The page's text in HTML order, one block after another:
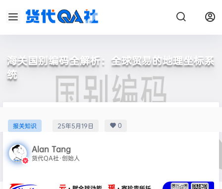
海关国别编码全解析：全球贸易的地理坐标系
统
报关知识 25年5月19日 0
Alan Tang
货代QA社·创始人